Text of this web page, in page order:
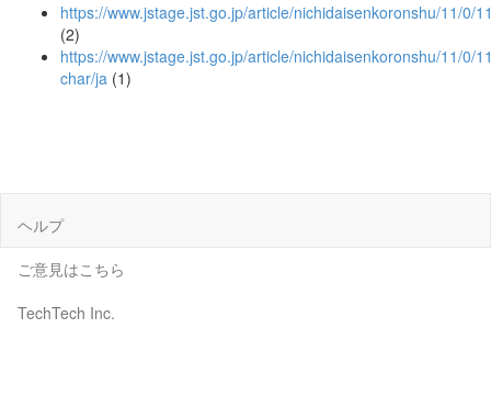
https://www.jstage.jst.go.jp/article/nichidaisenkoronshu/11/0/
(2)
https://www.jstage.jst.go.jp/article/nichidaisenkoronshu/11/0/
char/ja (1)
ヘルプ
ご意見はこちら
TechTech Inc.